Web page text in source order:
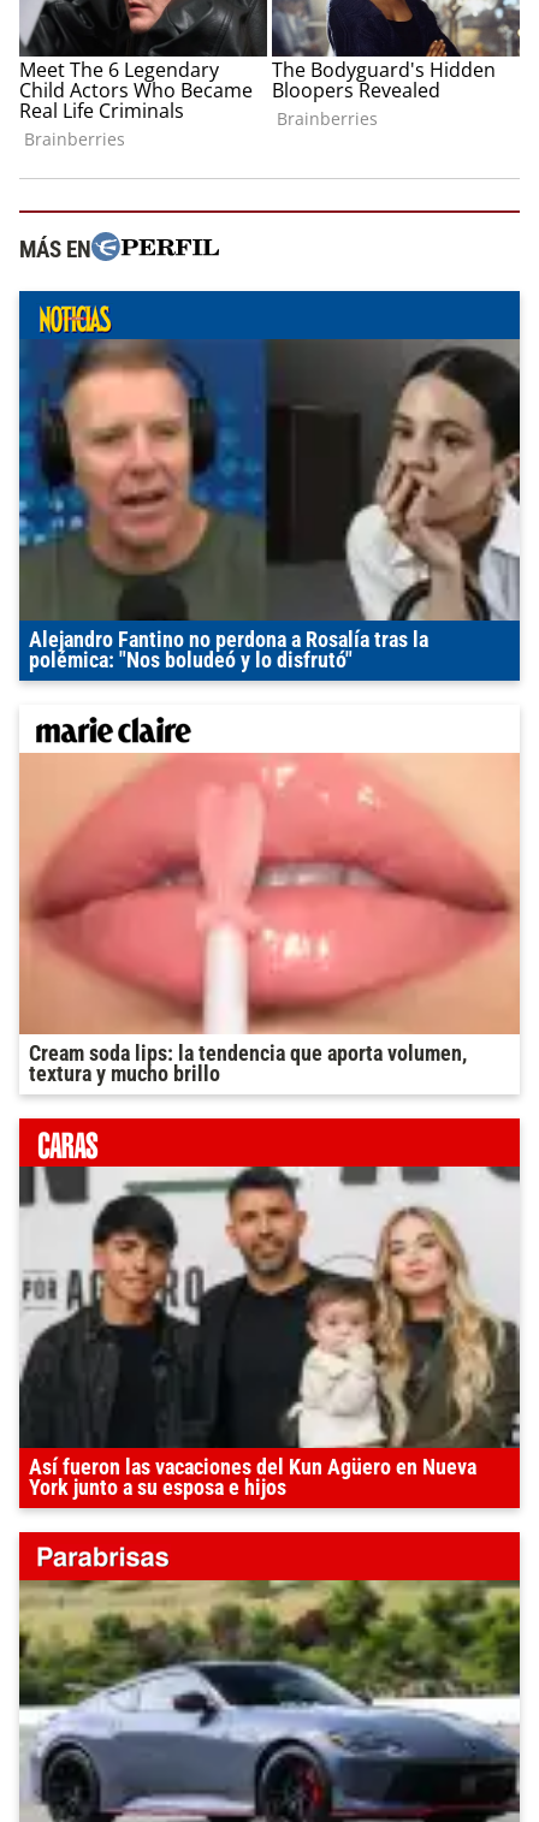
MÁS EN
Alejandro Fantino no perdona a Rosalía tras la
polémica: "Nos boludeó y lo disfrutó"
Cream soda lips: la tendencia que aporta volumen,
textura y mucho brillo
Así fueron las vacaciones del Kun Agüero en Nueva
York junto a su esposa e hijos